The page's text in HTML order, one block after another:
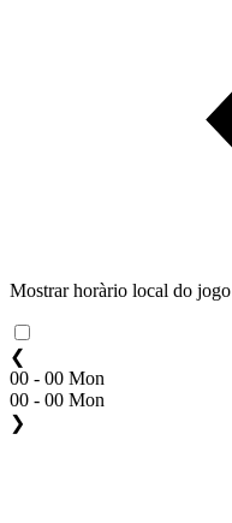
Mostrar horàrio local do jogo
❮
00 - 00 Mon
00 - 00 Mon
❯